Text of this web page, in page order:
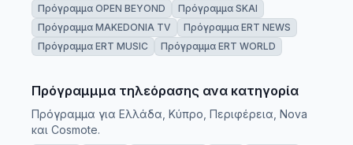
Πρόγραμμα OPEN BEYOND
Πρόγραμμα SKAI
Πρόγραμμα MAKEDONIA TV
Πρόγραμμα ERT NEWS
Πρόγραμμα ERT MUSIC
Πρόγραμμα ERT WORLD
Πρόγραμμμα τηλεόρασης ανα κατηγορία
Πρόγραμμα για Ελλάδα, Κύπρο, Περιφέρεια, Nova
και Cosmote.